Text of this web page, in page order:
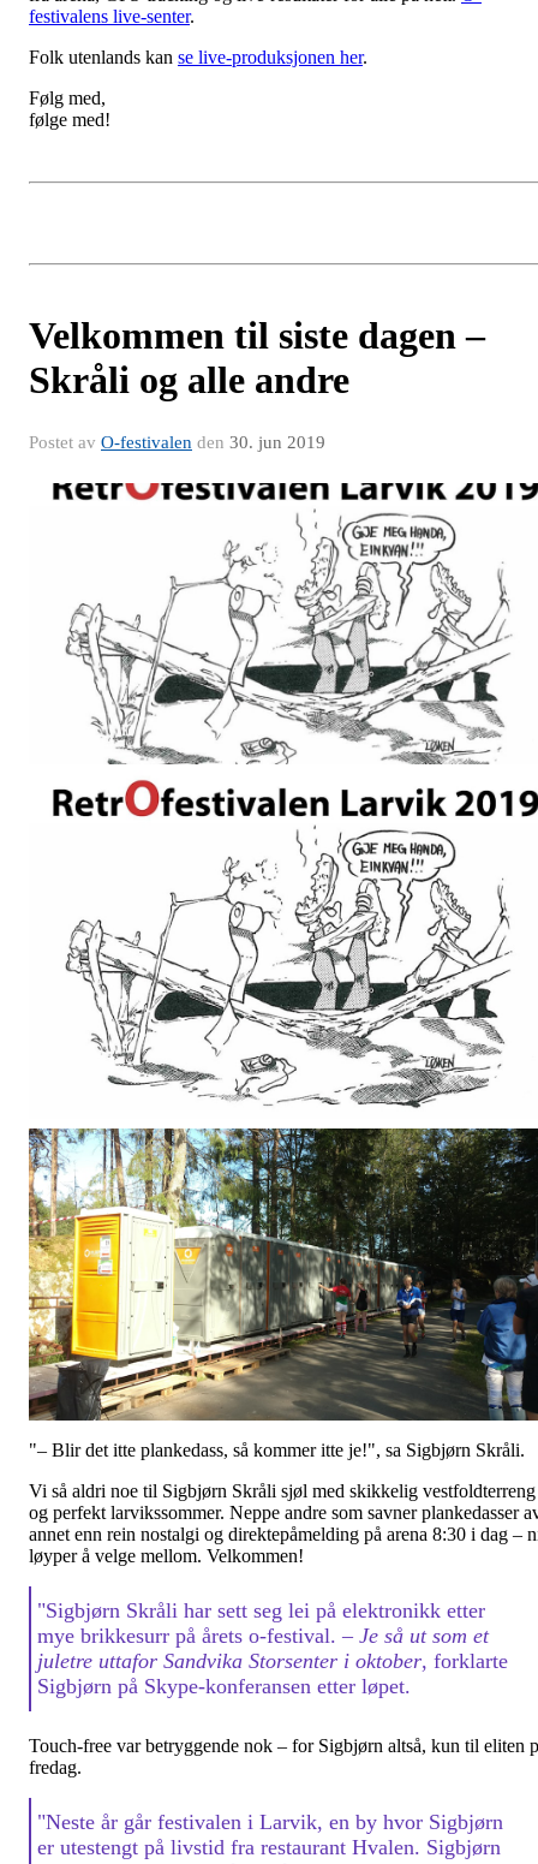
festivalens live-senter.
Folk utenlands kan se live-produksjonen her.
Følg med,
følge med!
Velkommen til siste dagen –
Skråli og alle andre
Postet av O-festivalen den 30. jun 2019
"– Blir det itte plankedass, så kommer itte je!", sa Sigbjørn Skråli.
Vi så aldri noe til Sigbjørn Skråli sjøl med skikkelig vestfoldterreng
og perfekt larvikssommer. Neppe andre som savner plankedasser
annet enn rein nostalgi og direktepåmelding på arena 8:30 i dag –
løyper å velge mellom. Velkommen!
"Sigbjørn Skråli har sett seg lei på elektronikk etter
mye brikkesurr på årets o-festival. – Je så ut som et
juletre uttafor Sandvika Storsenter i oktober, forklarte
Sigbjørn på Skype-konferansen etter løpet.
Touch-free var betryggende nok – for Sigbjørn altså, kun til eliten
fredag.
"Neste år går festivalen i Larvik, en by hvor Sigbjørn
er utestengt på livstid fra restaurant Hvalen. Sigbjørn